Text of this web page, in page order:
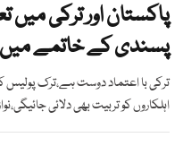
پسندی کے خاتمے میں
ترکی با اعتماد دوست ہے،ترک پولیس
اہلکاروں کو تربیت بھی دلائی